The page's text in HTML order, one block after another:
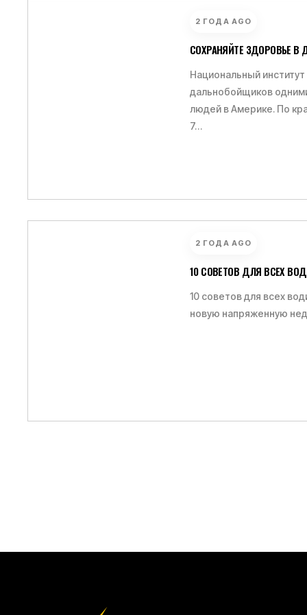
2 ГОДА AGO
СОХРАНЯЙТЕ ЗДОРОВЬЕ В
Национальный
дальнобойщиков
людей в Америке. По
7…
2 ГОДА AGO
10 СОВЕТОВ ДЛЯ ВСЕХ
10 советов для всех
новую напряженную